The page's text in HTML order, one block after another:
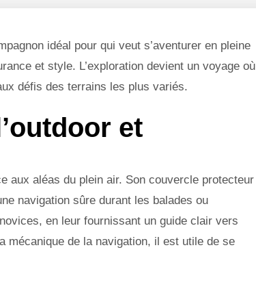
idéal pour qui veut s’aventurer en pleine
et style. L’exploration devient un voyage où
défis des terrains les plus variés.
et
aux aléas du plein air. Son couvercle protecteur
navigation sûre durant les balades ou
en leur fournissant un guide clair vers
mécanique de la navigation, il est utile de se